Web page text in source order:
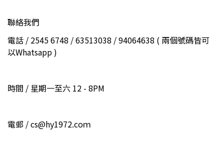
聯絡我們
電話 / 2545 6748 / 63513038 / 94064638 ( 兩個號碼皆可
以Whatsapp )
時間 / 星期一至六 12 - 8PM
電郵 / cs@hy1972.coｍ